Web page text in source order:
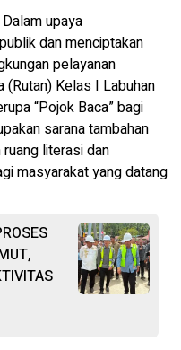
upaya
dan menciptakan
pelayanan
(Rutan) Kelas I Labuhan
“Pojok Baca” bagi
sarana tambahan
literasi dan
masyarakat yang datang